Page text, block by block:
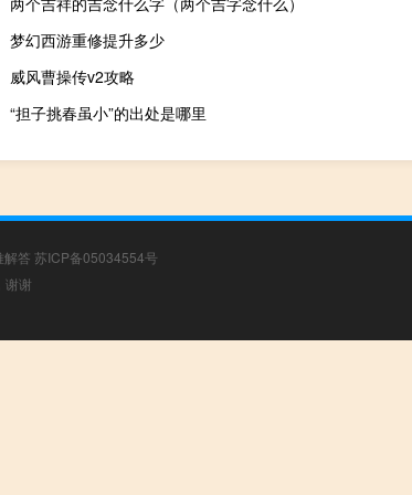
梦幻西游重修提升多少
威风曹操传v2攻略
“担子挑春虽小”的出处是哪里
解答 苏ICP备05034554号
谢谢